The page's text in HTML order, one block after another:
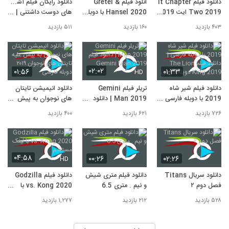
9 دانلود زیرنویس فارسی فیلم Close 2019
۳,۷۹۲ بازدید
10 زیرنویس فیلم The Heiresses 2018
۳,۷۷۹ بازدید
دانلود فیلم It Chapter
Two 2019 ایت 2019
با کیفیت عالی
۴۰۳ بازدید
انلود فیلم Gretel &
Hansel 2020 با دوبله
فارسی , دانلود فیلم گرتل
و هانسل 2020
۱۶۰ بازدید
دانلود رایگان فیلم آشغال
های دوست داشتنی |
دانلود فیلم آشغال های
دوست داشتنی با لینک
مستقیم
۵۱۱ بازدید
۰۱:۳۳
دانلود فیلم شیر شاه
2019 با دوبله فارسی |
فارسی
۷۲۶ بازدید
۰۲:۰۲ HD
تریلر فیلم Gemini
Man 2019 | دانلود
فیلم Gemini Man
2019
۶۲۱ بازدید
۰۱:۵۶
دانلود انیمیشن تایتان
های نوجوان به پیش
علیه تایتان های نوجوان
۲۰۱۹ دوبله فارسی
۴۰۰ بازدید
۰۲:۲۶
دانلود سریال Titans
فصل دوم ۲
۵۲۸ بازدید
۰۰:۲۶
دانلود فیلم متری شیش
و نیم . متری 6.5
۲۱۲ بازدید
۰۴:۵۸ HD
دانلود فیلم Godzilla
vs. Kong 2020 با
لینک مستقیم
۱,۲۷۷ بازدید